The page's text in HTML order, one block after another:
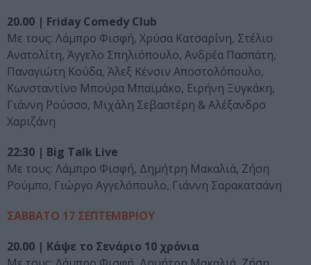
20.00 | Friday Comedy Club
Με τους: Λάμπρο Φισφή, Χρύσα Κατσαρίνη, Στέλιο
Ανατολίτη, Άγγελο Σπηλιόπουλο, Ανδρέα Πασπάτη,
Παναγιώτη Κούδα, Άλεξ Κένσιν Αποστολόπουλο,
Κωνσταντίνο Μπούρα Μπαϊμάκο, Ειρήνη Ξυγκάκη,
Γιάννη Ρούσσο, Μιχάλη Σεβαστέρη & Αλέξανδρο
Χαριζάνη
22:30 | Big Talk Live
Με τους: Λάμπρο Φισφή, Δημήτρη Μακαλιά, Ζήση
Ρούμπο, Γιώργο Αγγελόπουλο, Γιάννη Σαρακατσάνη
ΣΑΒΒΑΤΟ 17 ΣΕΠΤΕΜΒΡΙΟΥ
20.00 | Κάψε το Σενάριο 10 χρόνια